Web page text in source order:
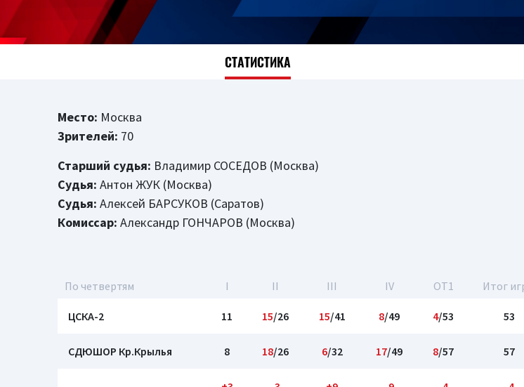
СТАТИСТИКА
Место: Москва
Зрителей: 70
Старший судья: Владимир СОСЕДОВ (Москва)
Судья: Антон ЖУК (Москва)
Судья: Алексей БАРСУКОВ (Саратов)
Комиссар: Александр ГОНЧАРОВ (Москва)
По четвертям I II III IV OT1 Итог
ЦСКА-2 11 15/26 15/41 8/49 4/53 53
СДЮШОР Кр.Крылья 8 18/26 6/32 17/49 8/57 57